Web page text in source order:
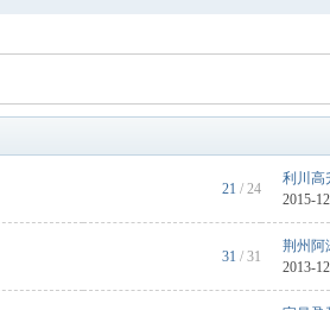
21 / 24
利川高
2015-
31 / 31
荆州阿
2013-